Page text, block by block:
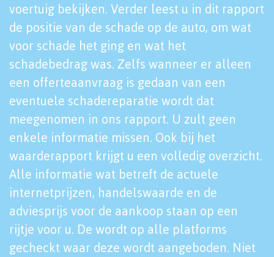
voertuig bekijken. Verder leest u in dit rapport
de positie van de schade op de auto, om wat
voor schade het ging en wat het
schadebedrag was. Zelfs wanneer er alleen
een offerteaanvraag is gedaan van een
eventuele schadereparatie wordt dat
meegenomen in ons rapport. U zult geen
enkele informatie missen. Ook bij het
waarderapport krijgt u een volledig overzicht.
Alle informatie wat betreft de actuele
internetprijzen, handelswaarde en de
adviesprijs voor de aankoop staan op een
rijtje voor u. De wordt op alle platforms
gecheckt waar deze wordt aangeboden. Niet